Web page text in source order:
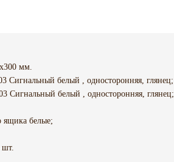
мм.
белый , односторонняя, глянец;
белый , односторонняя, глянец;
белые;